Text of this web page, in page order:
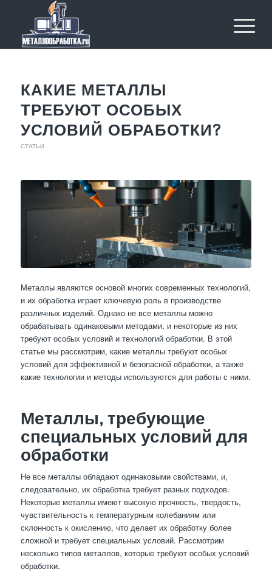
КАКИЕ МЕТАЛЛЫ
ТРЕБУЮТ ОСОБЫХ
УСЛОВИЙ ОБРАБОТКИ?
СТАТЬИ
Металлы являются основой многих современных технологий,
и их обработка играет ключевую роль в производстве
различных изделий. Однако не все металлы можно
обрабатывать одинаковыми методами, и некоторые из них
требуют особых условий и технологий обработки. В этой
статье мы рассмотрим, какие металлы требуют особых
условий для эффективной и безопасной обработки, а также
какие технологии и методы используются для работы с ними.
Металлы, требующие
специальных условий для
обработки
Не все металлы обладают одинаковыми свойствами, и,
следовательно, их обработка требует разных подходов.
Некоторые металлы имеют высокую прочность, твердость,
чувствительность к температурным колебаниям или
склонность к окислению, что делает их обработку более
сложной и требует специальных условий. Рассмотрим
несколько типов металлов, которые требуют особых условий
обработки.